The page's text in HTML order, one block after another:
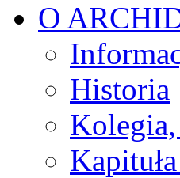
O
Historia